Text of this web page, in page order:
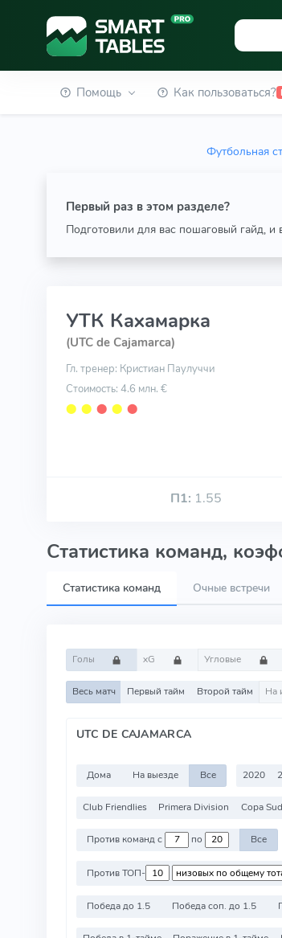
Помощь Как пользоваться?
Футбольная
Первый раз в этом разделе?
Подготовили для вас пошаговый гайд, и
УТК Кахамарка
(UTC de Cajamarca)
Гл. тренер: Кристиан Паулуччи
Стоимость: 4.6 млн. €
⬤ ⬤ ⬤ ⬤ ⬤
П1: 1.55
Статистика команд,
Статистика команд Очные встречи
Голы xG Угловые
Весь матч Первый тайм Второй тайм
UTC DE CAJAMARCA
Дома На выезде Все 2020
Club Friendlies Primera Division Copa
Против команд с по Все
Против ТОП-
Победа до 1.5 Победа соп. до 1.5